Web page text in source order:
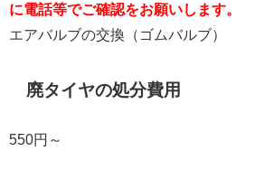
に電話等でご確認をお願いします。
エアバルブの交換（ゴムバルブ）
廃タイヤの処分費用
550円～